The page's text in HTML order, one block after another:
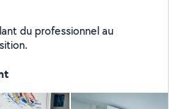
du professionnel au